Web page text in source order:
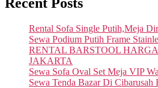
Rental Sofa Single Putih,Meja
Sewa Podium Putih Frame
RENTAL BARSTOOL
JAKARTA
Sewa Sofa Oval Set Meja VIP
Sewa Tenda Bazar Di Cibarusah